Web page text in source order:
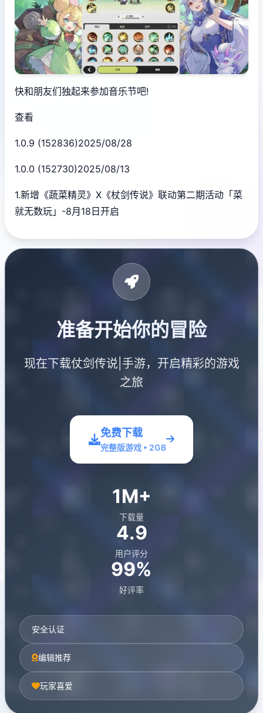
快和朋友们独起来参加音乐节吧!
查看
1.0.9 (152836)2025/08/28
1.0.0 (152730)2025/08/13
1.新增《蔬菜精灵》X《杖剑传说》联动第二期活动「菜
就无数玩」-8月18日开启
准备开始你的冒险
现在下载仗剑传说|手游，开启精彩的游戏
之旅
免费下载
完整版游戏 • 2GB
1M+
下载量
4.9
用户评分
99%
好评率
安全认证
编辑推荐
玩家喜爱